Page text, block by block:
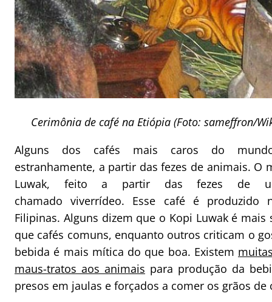
Cerimônia de café na Etiópia (Foto: sameffron/
Alguns dos cafés mais caros do
estranhamente, a partir das fezes de animais. O
Luwak, feito a partir das fezes de
chamado viverrídeo. Esse café é produzido
Filipinas. Alguns dizem que o Kopi Luwak é mais
que cafés comuns, enquanto outros criticam o
bebida é mais mítica do que boa. Existem
maus-tratos aos animais para produção da
presos em jaulas e forçados a comer os grãos de